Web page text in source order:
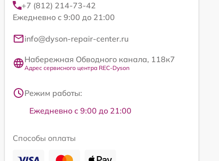
+7 (812) 214-73-42
Ежедневно с 9:00 до 21:00
info@dyson-repair-center.ru
Набережная Обводного канала, 118к7
Адрес сервисного центра REC-Dyson
Режим работы:
Ежедневно с 9:00 до 21:00
Способы оплаты